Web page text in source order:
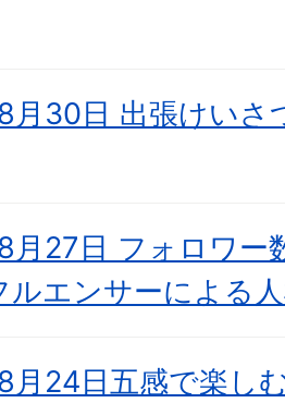
月30日 出張けいさ
月27日 フォロワー
ルエンサーによる
月24日五感で楽し